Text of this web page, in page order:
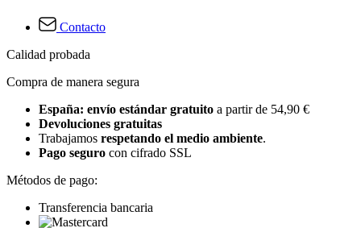
Contacto
Calidad probada
Compra de manera segura
España: envío estándar gratuito a partir de 54,90 €
Devoluciones gratuitas
Trabajamos respetando el medio ambiente.
Pago seguro con cifrado SSL
Métodos de pago:
Transferencia bancaria